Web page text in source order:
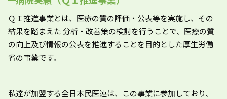
ＱＩ推進事業とは、医療の質の評価・公表等を実施し、その
結果を踏まえた 分析・改善策の検討を行うことで、医療の質
の向上及び情報の公表を推進することを目的とした厚生労働
省の事業です。
私達が加盟する全日本民医連は、この事業に参加しており、